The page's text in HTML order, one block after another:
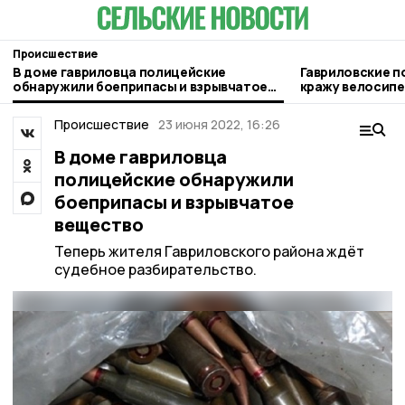
Происшествие
В доме гавриловца полицейские
обнаружили боеприпасы и взрывчатое
вещество
Гавриловские
кражу
Происшествие 23 июня 2022, 16:26
В доме гавриловца
полицейские обнаружили
боеприпасы и взрывчатое
вещество
Теперь жителя Гавриловского района ждёт
судебное разбирательство.